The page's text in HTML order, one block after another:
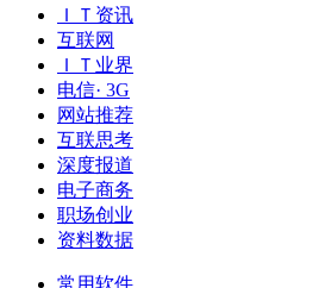
ＩＴ资讯
互联网
ＩＴ业界
电信· 3G
网站推荐
互联思考
深度报道
电子商务
职场创业
资料数据
常用软件